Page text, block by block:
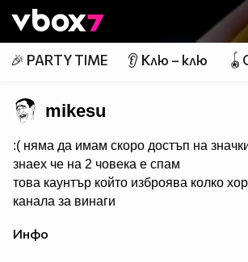
👾
🎉 PARTY TIME 👂 Клю – клю
mikesu
:( няма да имам скоро достъп на
знаех че на 2 човека е спам
това каунтър който изброява колко
канала за винаги
page counters
Инфо